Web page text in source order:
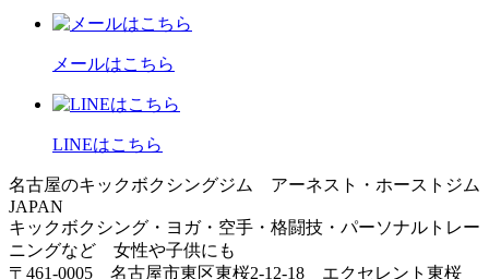
メールはこちら
LINEはこちら
名古屋のキックボクシングジム アーネスト・ホーストジム
JAPAN
キックボクシング・ヨガ・空手・格闘技・パーソナルトレー
ニングなど 女性や子供にも
〒461-0005 名古屋市東区東桜2-12-18 エクセレント東桜